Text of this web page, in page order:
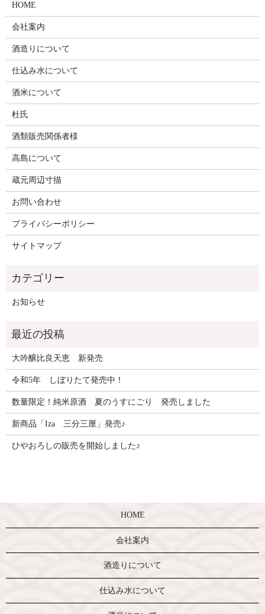
HOME
会社案内
酒造りについて
仕込み水について
酒米について
杜氏
酒類販売関係者様
高島について
蔵元周辺寸描
お問い合わせ
プライバシーポリシー
サイトマップ
お知らせ
大吟醸比良天恵 新発売
令和5年 しぼりたて発売中！
数量限定！純米原酒 夏のうすにごり 発売しました
新商品「Iza 三分三厘」発売♪
ひやおろしの販売を開始しました♪
HOME
会社案内
酒造りについて
仕込み水について